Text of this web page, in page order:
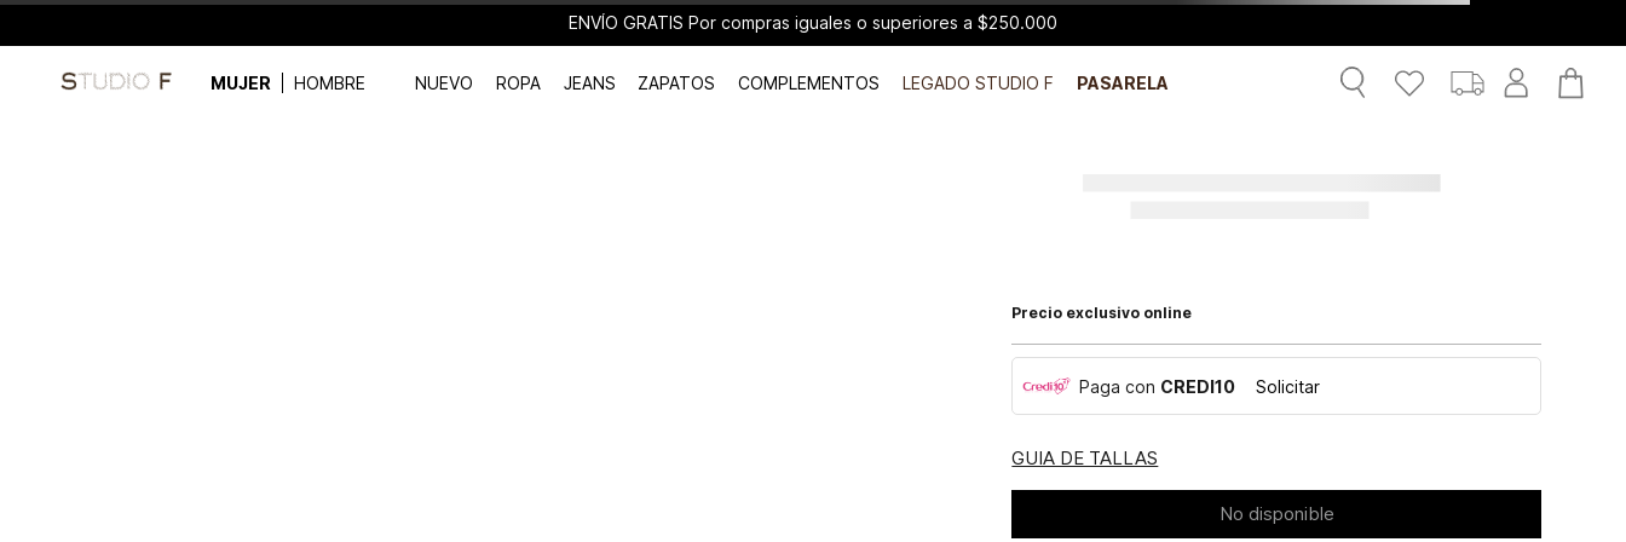
ENVÍO GRATIS Por compras iguales o superiores a $250.000
MUJER HOMBRE NUEVO ROPA JEANS ZAPATOS COMPLEMENTOS LEGADO STUDIO F PASARELA
Precio exclusivo online
Paga con CREDI10 Solicitar
GUIA DE TALLAS
No disponible